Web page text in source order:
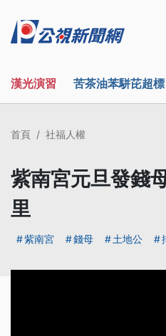
漢光演習 苦茶油苯駢芘超標
首頁 社福人權
紫南宮元旦發錢
里
紫南宮 錢母 土地公